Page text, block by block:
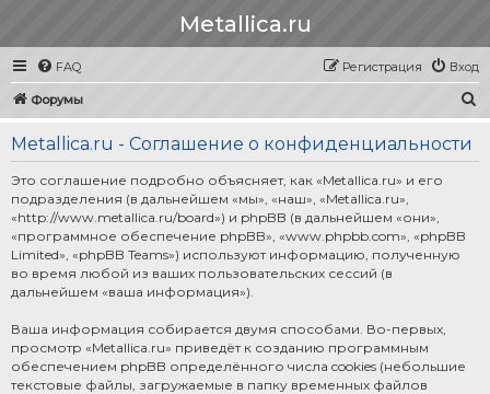
Metallica.ru
FAQ Вход
Регистрация
Форумы
Metallica.ru - Соглашение о конфиденциальности
Это соглашение подробно объясняет, как «Metallica.ru» и его
подразделения (в дальнейшем «мы», «наш», «Metallica.ru»,
«http://www.metallica.ru/board») и phpBB (в дальнейшем «они»,
«программное обеспечение phpBB», «www.phpbb.com», «phpBB
Limited», «phpBB Teams») используют информацию, полученную
во время любой из ваших пользовательских сессий (в
дальнейшем «ваша информация»).
Ваша информация собирается двумя способами. Во-первых,
просмотр «Metallica.ru» приведёт к созданию программным
обеспечением phpBB определённого числа cookies (небольшие
текстовые файлы, загружаемые в папку временных файлов